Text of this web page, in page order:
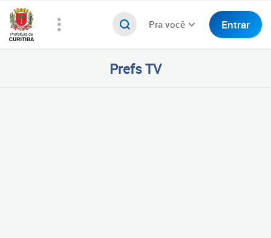
Pra você Entrar
Prefs TV